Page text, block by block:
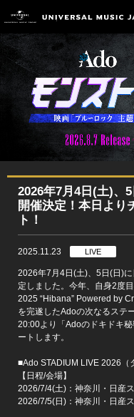
2026年7月4日(土)、
開催決定！本日より
ト！
2025.11.23 LIVE
2026年7月4日(土)、5日(日)
定しました。今年、自身2度
2025 “Hibana” Powered by
を完遂したAdoの次なるステ
20:00より「Adoのドキドキ
ートします。
■Ado STADIUM LIVE 2026（
【日程/会場】
2026/7/4(土)：神奈川・日産
2026/7/5(日)：神奈川・日産